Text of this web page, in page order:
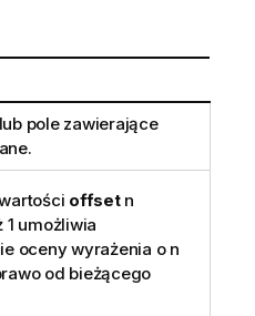
pole zawierające
offset n
1 umożliwia
oceny wyrażenia o n
od bieżącego